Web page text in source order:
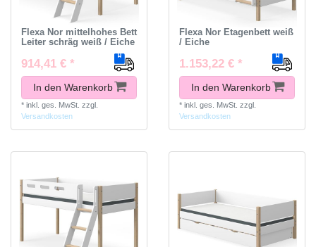
Flexa Nor mittelhohes Bett
Leiter schräg weiß / Eiche
914,41 € *
In den Warenkorb
* inkl. ges. MwSt. zzgl.
Versandkosten
Flexa Nor Etagenbett weiß
/ Eiche
1.153,22 € *
In den Warenkorb
* inkl. ges. MwSt. zzgl.
Versandkosten